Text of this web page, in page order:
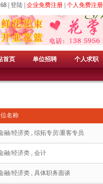
| 登陆 企业免费注册 个人免费注册
首页 单位招聘 个人求职
名称
融/经济类 , 综拓专员\重客专员
融/经济类 , 会计
融/经济类 , 具体职务面谈